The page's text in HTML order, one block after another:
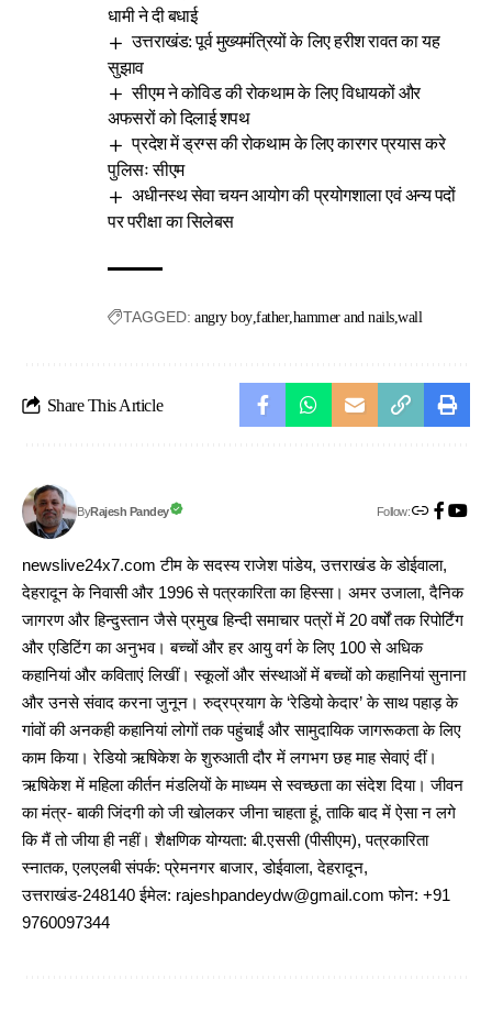
धामी ने दी बधाई
उत्तराखंड: पूर्व मुख्यमंत्रियों के लिए हरीश रावत का यह
सुझाव
सीएम ने कोविड की रोकथाम के लिए विधायकों और
अफसरों को दिलाई शपथ
प्रदेश में ड्रग्स की रोकथाम के लिए कारगर प्रयास करे
पुलिसः सीएम
अधीनस्थ सेवा चयन आयोग की प्रयोगशाला एवं अन्य पदों
पर परीक्षा का सिलेबस
TAGGED: angry boy father hammer and nails wall
Share This Article
ByRajesh Pandey Follow:
newslive24x7.com टीम के सदस्य राजेश पांडेय, उत्तराखंड के डोईवाला,
देहरादून के निवासी और 1996 से पत्रकारिता का हिस्सा। अमर उजाला, दैनिक
जागरण और हिन्दुस्तान जैसे प्रमुख हिन्दी समाचार पत्रों में 20 वर्षों तक रिपोर्टिंग
और एडिटिंग का अनुभव। बच्चों और हर आयु वर्ग के लिए 100 से अधिक
कहानियां और कविताएं लिखीं। स्कूलों और संस्थाओं में बच्चों को कहानियां सुनाना
और उनसे संवाद करना जुनून। रुद्रप्रयाग के ‘रेडियो केदार’ के साथ पहाड़ के
गांवों की अनकही कहानियां लोगों तक पहुंचाईं और सामुदायिक जागरूकता के लिए
काम किया। रेडियो ऋषिकेश के शुरुआती दौर में लगभग छह माह सेवाएं दीं।
ऋषिकेश में महिला कीर्तन मंडलियों के माध्यम से स्वच्छता का संदेश दिया। जीवन
का मंत्र- बाकी जिंदगी को जी खोलकर जीना चाहता हूं, ताकि बाद में ऐसा न लगे
कि मैं तो जीया ही नहीं। शैक्षणिक योग्यता: बी.एससी (पीसीएम), पत्रकारिता
स्नातक, एलएलबी संपर्क: प्रेमनगर बाजार, डोईवाला, देहरादून,
उत्तराखंड-248140 ईमेल: rajeshpandeydw@gmail.com फोन: +91
9760097344